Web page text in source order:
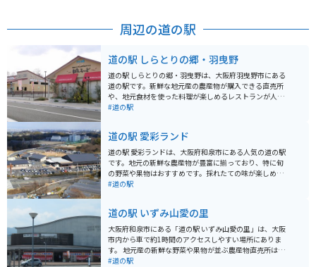
周辺の道の駅
道の駅 しらとりの郷・羽曳野
道の駅 しらとりの郷・羽曳野は、大阪府羽曳野市にある
道の駅です。新鮮な地元産の農産物が購入できる直売所
や、地元食材を使った料理が楽しめるレストランが人気
です。 特に、地元産のぶどうやイチゴ、梨を使ったスイ
古市古墳群や、誉田八幡宮など、歴史的な観光スポット
も点在しているので、ツーリングの拠点としても最適で
す。 道の駅 しらとりの郷・羽曳野で、地元の美味しいも
のを堪能したり、周辺の観光を楽しんでみてはいかがで
しょうか。
#道の駅
道の駅 愛彩ランド
道の駅 愛彩ランドは、大阪府和泉市にある人気の道の駅
です。地元の新鮮な農産物が豊富に揃っており、特に旬
の野菜や果物はおすすめです。採れたての味が楽しめる
ので、ぜひお土産にいかがでしょうか。 食事処では、地
通量が多いものの、信号が少ないため、ツーリング中の
休憩場所としても利用しやすいでしょう。ただし、駐車
場は混雑することが多いため、時間に余裕を持って訪れ
ることをおすすめします。
#道の駅
道の駅 いずみ山愛の里
大阪府和泉市にある「道の駅 いずみ山愛の里」は、大阪
市内から車で約1時間のアクセスしやすい場所にありま
す。 地元産の新鮮な野菜や果物が並ぶ農産物直売所は、
道の駅の人気スポットです。 とれたての食材を使ったレ
#道の駅